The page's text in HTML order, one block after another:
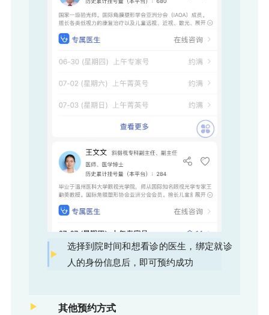
选择到院时间和想看诊的医生，绑定就诊
人的身份信息后，即可预约成功
其他预约方式